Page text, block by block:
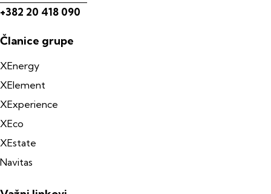
+382 20 418 090
Članice grupe
XEnergy
XElement
XExperience
XEco
XEstate
Navitas